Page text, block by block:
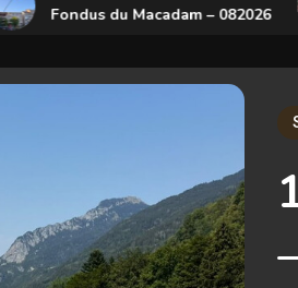
Fondus du Macadam – 082026